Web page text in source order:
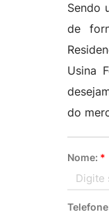
Sendo
de
Usina
do
Nome: *